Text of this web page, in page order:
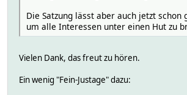
Die Satzung lässt aber auch jetzt schon
um alle Interessen unter einen Hut zu
Vielen Dank, das freut zu hören.
Ein wenig "Fein-Justage" dazu: